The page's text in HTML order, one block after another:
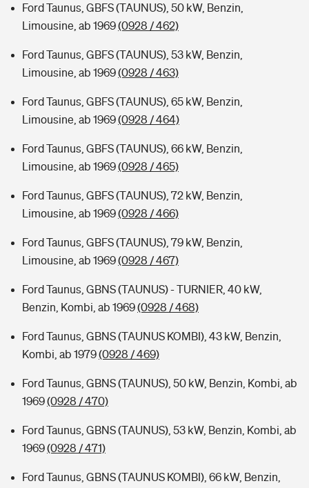
Ford Taunus, GBFS (TAUNUS), 50 kW, Benzin,
Limousine, ab 1969(0928 / 462)
Ford Taunus, GBFS (TAUNUS), 53 kW, Benzin,
Limousine, ab 1969(0928 / 463)
Ford Taunus, GBFS (TAUNUS), 65 kW, Benzin,
Limousine, ab 1969(0928 / 464)
Ford Taunus, GBFS (TAUNUS), 66 kW, Benzin,
Limousine, ab 1969(0928 / 465)
Ford Taunus, GBFS (TAUNUS), 72 kW, Benzin,
Limousine, ab 1969(0928 / 466)
Ford Taunus, GBFS (TAUNUS), 79 kW, Benzin,
Limousine, ab 1969(0928 / 467)
Ford Taunus, GBNS (TAUNUS) - TURNIER, 40 kW,
Benzin, Kombi, ab 1969(0928 / 468)
Ford Taunus, GBNS (TAUNUS KOMBI), 43 kW, Benzin,
Kombi, ab 1979(0928 / 469)
Ford Taunus, GBNS (TAUNUS), 50 kW, Benzin, Kombi, ab
1969(0928 / 470)
Ford Taunus, GBNS (TAUNUS), 53 kW, Benzin, Kombi, ab
1969(0928 / 471)
Ford Taunus, GBNS (TAUNUS KOMBI), 66 kW, Benzin,